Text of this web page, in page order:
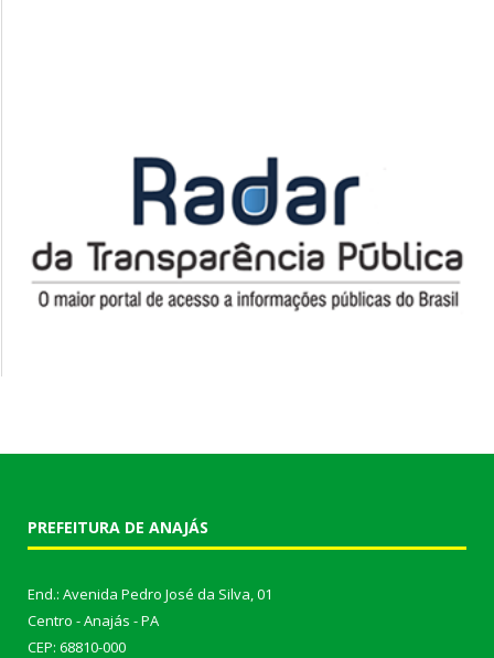
PREFEITURA DE ANAJÁS
End.: Avenida Pedro José da Silva, 01
Centro - Anajás - PA
CEP: 68810-000